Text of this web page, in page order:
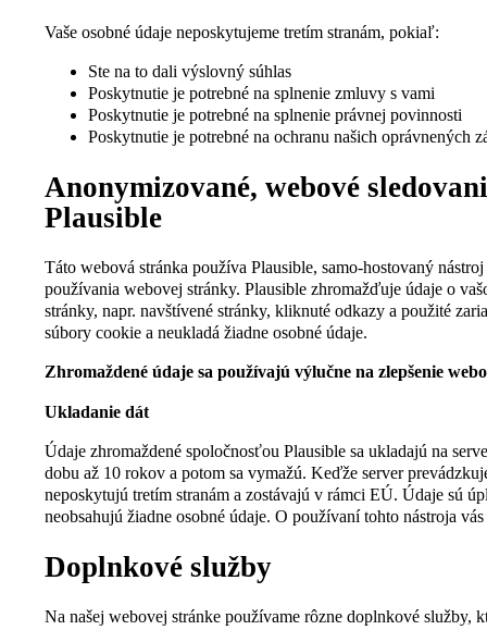
Vaše osobné údaje neposkytujeme tretím stranám, pokiaľ:
Ste na to dali výslovný súhlas
Poskytnutie je potrebné na splnenie zmluvy s vami
Poskytnutie je potrebné na splnenie právnej povinnosti
Poskytnutie je potrebné na ochranu našich oprávnených
Anonymizované, webové
Plausible
Táto webová stránka používa Plausible, samo-hostovaný
používania webovej stránky. Plausible zhromažďuje údaje o
stránky, napr. navštívené stránky, kliknuté odkazy a použité
súbory cookie a neukladá žiadne osobné údaje.
Zhromaždené údaje sa používajú výlučne na zlepšenie
Ukladanie dát
Údaje zhromaždené spoločnosťou Plausible sa ukladajú na
dobu až 10 rokov a potom sa vymažú. Keďže server
neposkytujú tretím stranám a zostávajú v rámci EÚ. Údaje sú
neobsahujú žiadne osobné údaje. O používaní tohto nástroja
Doplnkové služby
Na našej webovej stránke používame rôzne doplnkové služby,